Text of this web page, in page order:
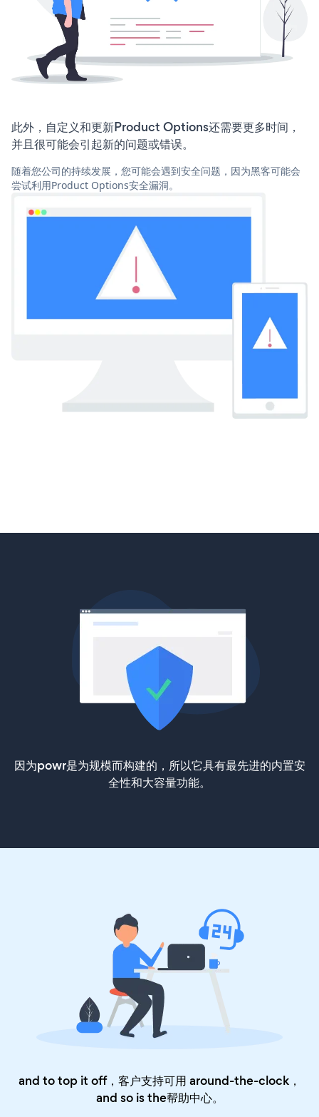
此外，自定义和更新Product Options还需要更多时间，
并且很可能会引起新的问题或错误。
随着您公司的持续发展，您可能会遇到安全问题，因为黑客可能会
尝试利用Product Options安全漏洞。
因为powr是为规模而构建的，所以它具有最先进的内置安
全性和大容量功能。
and to top it off，客户支持可用 around-the-clock，
and so is the帮助中心。